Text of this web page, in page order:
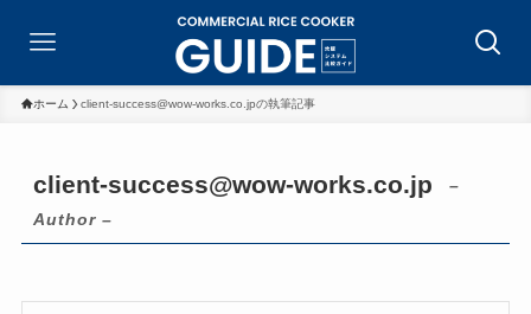
ホーム client-success@wow-works.co.jpの執筆記事
client-success@wow-works.co.jp
–
Author –